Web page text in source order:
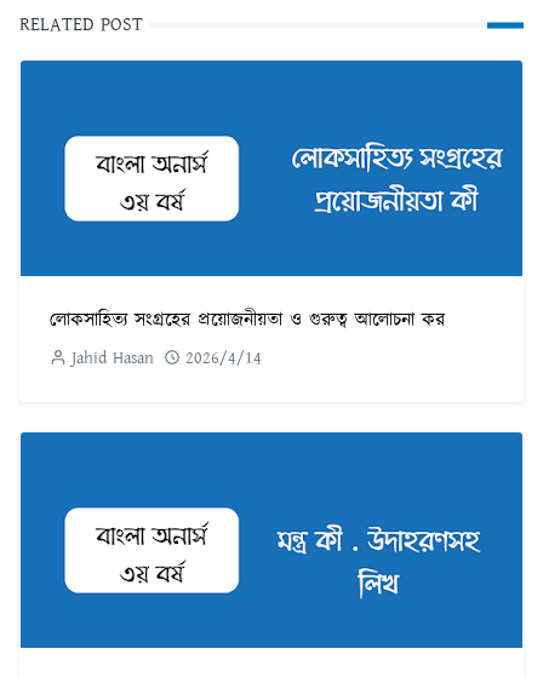
RELATED POST
লোকসাহিত্য সংগ্রহের প্রয়োজনীয়তা ও গুরুত্ব আলোচনা কর
Jahid Hasan 2026/4/14